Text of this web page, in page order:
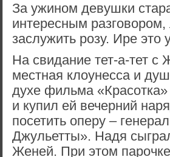
За ужином девушки
интересным
заслужить розу. Ире это
На свидание тет-а-тет
местная клоунесса и
духе фильма
и купил ей вечерний
посетить оперу –
Джульетты». Надя
Женей. При этом